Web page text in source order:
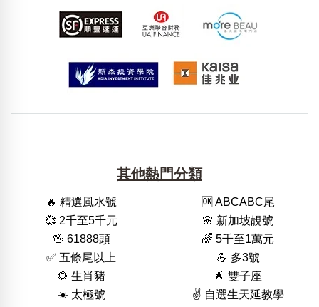
其他熱門分類
🔥 精選風水號
🆗️ ABCABC尾
💞 2千至5千元
🌸 新加坡靚號
🖖 61888頭
🌈 5千至1萬元
✅ 五條尾以上
💪 多3號
🌻 生肖豬
🌟 雙子座
☀️ 太極號
✌️ 自選生天延教學